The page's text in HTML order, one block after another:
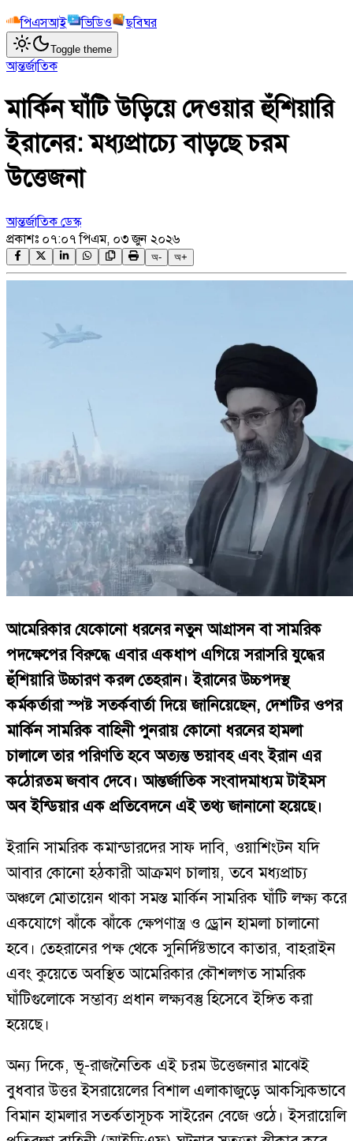
পিএসআই
ভিডিও ছবিঘর
Toggle theme
আন্তর্জাতিক
মার্কিন ঘাঁটি উড়িয়ে দেওয়ার হুঁশিয়ারি
ইরানের: মধ্যপ্রাচ্যে বাড়ছে চরম
উত্তেজনা
আন্তর্জাতিক ডেস্ক
প্রকাশঃ ০৭:০৭ পিএম, ০৩ জুন ২০২৬
অ- অ+
আমেরিকার যেকোনো ধরনের নতুন আগ্রাসন বা সামরিক
পদক্ষেপের বিরুদ্ধে এবার একধাপ এগিয়ে সরাসরি যুদ্ধের
হুঁশিয়ারি উচ্চারণ করল তেহরান। ইরানের উচ্চপদস্থ
কর্মকর্তারা স্পষ্ট সতর্কবার্তা দিয়ে জানিয়েছেন, দেশটির ওপর
মার্কিন সামরিক বাহিনী পুনরায় কোনো ধরনের হামলা
চালালে তার পরিণতি হবে অত্যন্ত ভয়াবহ এবং ইরান এর
কঠোরতম জবাব দেবে। আন্তর্জাতিক সংবাদমাধ্যম টাইমস
অব ইন্ডিয়ার এক প্রতিবেদনে এই তথ্য জানানো হয়েছে।
ইরানি সামরিক কমান্ডারদের সাফ দাবি, ওয়াশিংটন যদি
আবার কোনো হঠকারী আক্রমণ চালায়, তবে মধ্যপ্রাচ্য
অঞ্চলে মোতায়েন থাকা সমস্ত মার্কিন সামরিক ঘাঁটি লক্ষ্য করে
একযোগে ঝাঁকে ঝাঁকে ক্ষেপণাস্ত্র ও ড্রোন হামলা চালানো
হবে। তেহরানের পক্ষ থেকে সুনির্দিষ্টভাবে কাতার, বাহরাইন
এবং কুয়েতে অবস্থিত আমেরিকার কৌশলগত সামরিক
ঘাঁটিগুলোকে সম্ভাব্য প্রধান লক্ষ্যবস্তু হিসেবে ইঙ্গিত করা
হয়েছে।
অন্য দিকে, ভূ-রাজনৈতিক এই চরম উত্তেজনার মাঝেই
বুধবার উত্তর ইসরায়েলের বিশাল এলাকাজুড়ে আকস্মিকভাবে
বিমান হামলার সতর্কতাসূচক সাইরেন বেজে ওঠে। ইসরায়েলি